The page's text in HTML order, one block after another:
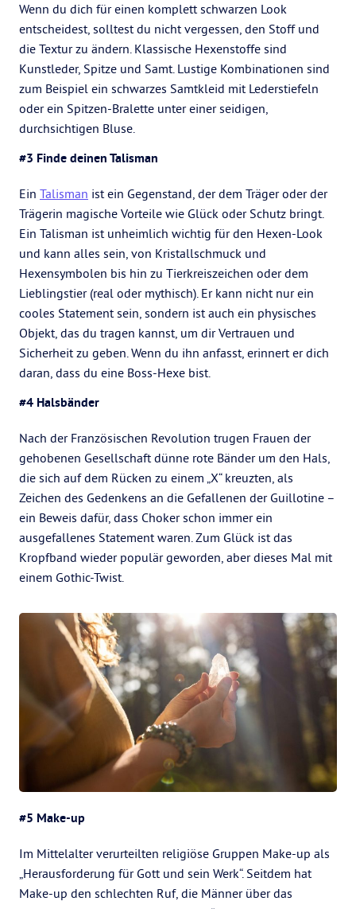
Wenn du dich für einen komplett schwarzen Look
entscheidest, solltest du nicht vergessen, den Stoff und
die Textur zu ändern. Klassische Hexenstoffe sind
Kunstleder, Spitze und Samt. Lustige Kombinationen sind
zum Beispiel ein schwarzes Samtkleid mit Lederstiefeln
oder ein Spitzen-Bralette unter einer seidigen,
durchsichtigen Bluse.
#3 Finde deinen Talisman
Ein Talisman ist ein Gegenstand, der dem Träger oder der
Trägerin magische Vorteile wie Glück oder Schutz bringt.
Ein Talisman ist unheimlich wichtig für den Hexen-Look
und kann alles sein, von Kristallschmuck und
Hexensymbolen bis hin zu Tierkreiszeichen oder dem
Lieblingstier (real oder mythisch). Er kann nicht nur ein
cooles Statement sein, sondern ist auch ein physisches
Objekt, das du tragen kannst, um dir Vertrauen und
Sicherheit zu geben. Wenn du ihn anfasst, erinnert er dich
daran, dass du eine Boss-Hexe bist.
#4 Halsbänder
Nach der Französischen Revolution trugen Frauen der
gehobenen Gesellschaft dünne rote Bänder um den Hals,
die sich auf dem Rücken zu einem „X“ kreuzten, als
Zeichen des Gedenkens an die Gefallenen der Guillotine –
ein Beweis dafür, dass Choker schon immer ein
ausgefallenes Statement waren. Zum Glück ist das
Kropfband wieder populär geworden, aber dieses Mal mit
einem Gothic-Twist.
#5 Make-up
Im Mittelalter verurteilten religiöse Gruppen Make-up als
„Herausforderung für Gott und sein Werk“. Seitdem hat
Make-up den schlechten Ruf, die Männer über das